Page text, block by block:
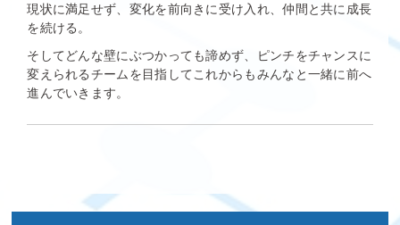
現状に満足せず、変化を前向きに受け入れ、仲間と共に成長
を続ける。
そしてどんな壁にぶつかっても諦めず、ピンチをチャンスに
変えられるチームを目指してこれからもみんなと一緒に前へ
進んでいきます。